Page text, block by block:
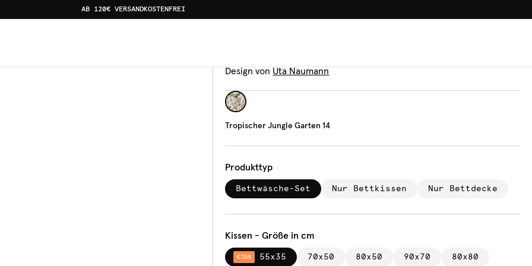
AB 120€ VERSANDKOSTENFREI
14 Bettwäsche
Design von Uta Naumann
Tropischer Jungle Garten 14
Produkttyp
Bettwäsche-Set Nur Bettkissen Nur Bettdecke
Kissen - Größe in cm
KIDS 55x35 70x50 80x50 90x70 80x80